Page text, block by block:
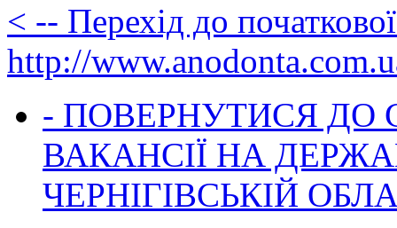
< -- Перехід до
http://
- ПОВЕРНУТИСЯ ДО
ВАКАНСІЇ НА
ЧЕРНІГІВСЬКІЙ